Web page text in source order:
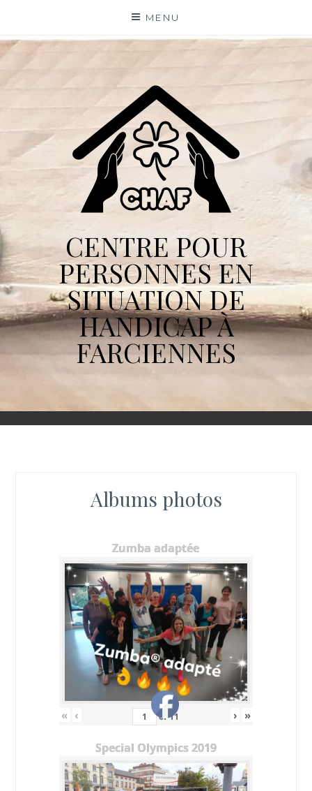
content
MENU
CENTRE POUR
PERSONNES EN
SITUATION DE
HANDICAP À
FARCIENNES
Albums photos
Zumba adaptée
« ‹ of11 › »
Special Olympics 2019